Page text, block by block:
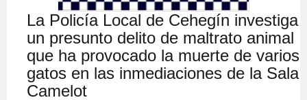
La Policía Local de Cehegín investiga
un presunto delito de maltrato animal
que ha provocado la muerte de varios
gatos en las inmediaciones de la Sala
Camelot